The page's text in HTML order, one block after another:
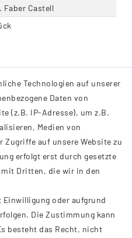
Faber Castell
Technologien auf unserer
Daten von
(z.B. IP-Adresse), um z.B.
Medien von
auf unsere Website zu
erfolgt erst durch gesetzte
Dritten, die wir in den
oder aufgrund
Die Zustimmung kann
besteht das Recht, nicht